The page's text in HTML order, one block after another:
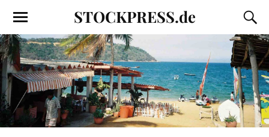
STOCKPRESS.de